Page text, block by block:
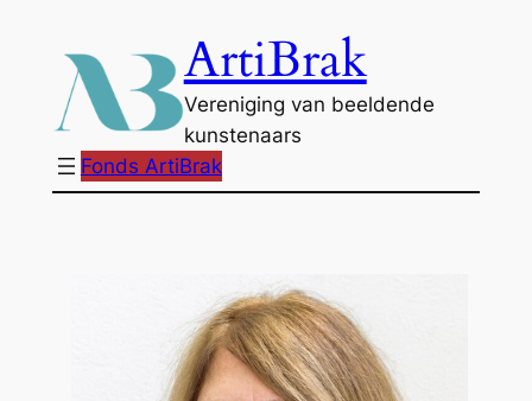
inhoud
ArtiBrak
Vereniging van beeldende
kunstenaars
Fonds ArtiBrak